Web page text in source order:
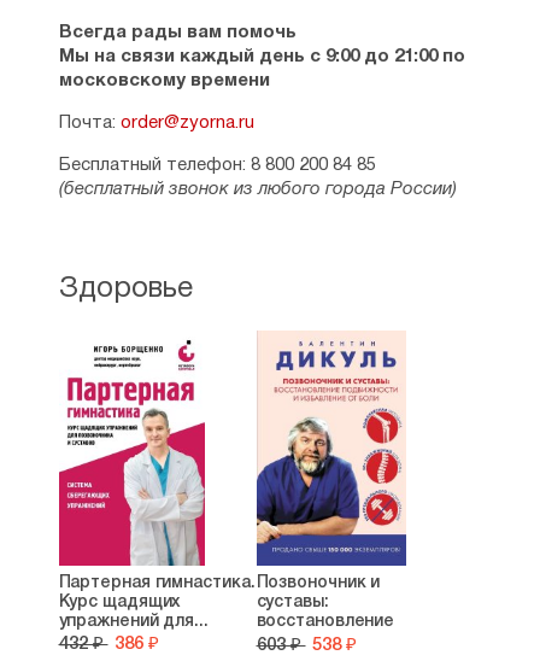
Всегда рады вам помочь
Мы на связи каждый день с 9:00 до 21:00 по
московскому времени
Почта: order@zyorna.ru
Бесплатный телефон: 8 800 200 84 85
(бесплатный звонок из любого города России)
Здоровье
Партерная гимнастика.
Курс щадящих
упражнений для...
432 ₽ 386 ₽
Позвоночник и
суставы:
восстановление
подвижности и...
603 ₽ 538 ₽